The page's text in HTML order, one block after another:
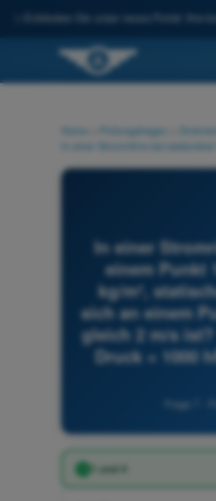
Entdecken Sie unser neues Portal: Ihre
Home Prüfungsfragen
In einer
einem Punkt
kg/m³,
sich an einem
gleich 2 m/s
Druck = 1000
Frage 7 -
1 und 4